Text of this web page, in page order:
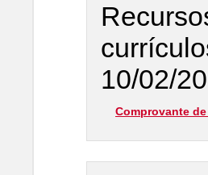
10/02/
Comprovante